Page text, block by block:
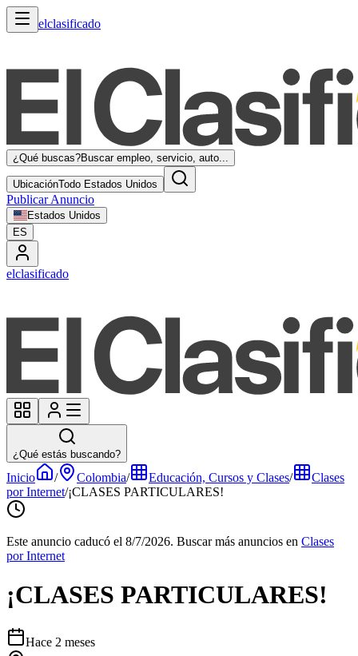
elclasificado
¿Qué buscas?Buscar empleo, servicio, auto...
UbicaciónTodo Estados Unidos
Publicar Anuncio
Estados Unidos
ES
elclasificado
¿Qué estás buscando?
Inicio / Colombia/ Educación, Cursos y Clases/
Clases
por Internet/¡CLASES PARTICULARES!
Este anuncio caducó el 8/7/2026. Buscar más anuncios en Clases
por Internet
¡CLASES PARTICULARES!
Hace 2 meses